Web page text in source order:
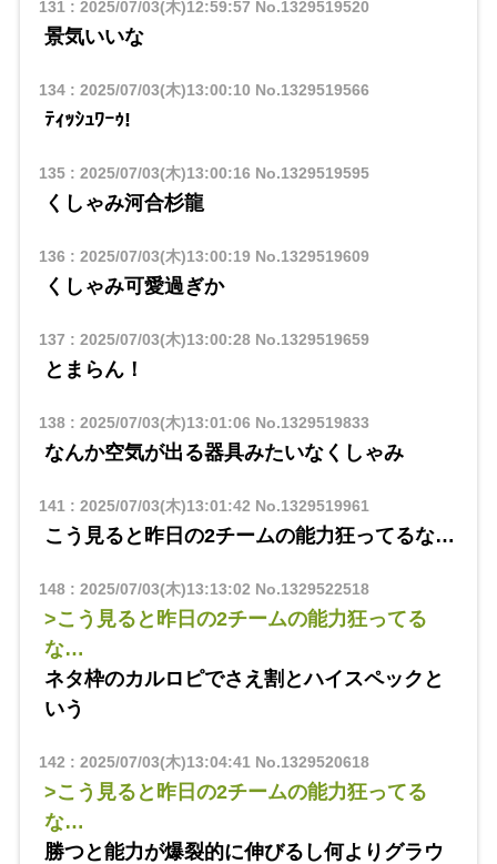
131 : 2025/07/03(木)12:59:57 No.1329519520
景気いいな
134: 2025/07/03(木)13:00:10 No.1329519566
ﾃｨｯｼｭﾜｰｩ!
135: 2025/07/03(木)13:00:16 No.1329519595
くしゃみ河合杉龍
136 : 2025/07/03(木)13:00:19No.1329519609
くしゃみ可愛過ぎか
137 : 2025/07/03(木)13:00:28No.1329519659
とまらん！
138: 2025/07/03(木)13:01:06 No.1329519833
なんか空気が出る器具みたいなくしゃみ
141 : 2025/07/03(木)13:01:42 No.1329519961
こう見ると昨日の2チームの能力狂ってるな…
148: 2025/07/03(木)13:13:02 No.1329522518
>こう見ると昨日の2チームの能力狂ってる
な…
ネタ枠のカルロピでさえ割とハイスペックと
いう
142 : 2025/07/03(木)13:04:41 No.1329520618
>こう見ると昨日の2チームの能力狂ってる
な…
勝つと能力が爆裂的に伸びるし何よりグラウ